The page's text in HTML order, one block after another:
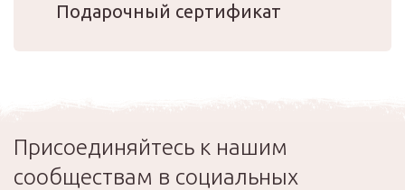
Подарочный сертификат
Присоединяйтесь к нашим
сообществам в социальных